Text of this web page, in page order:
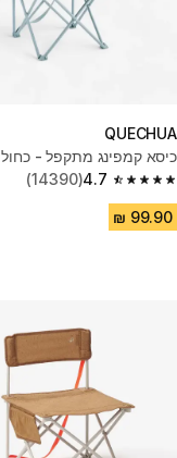
QUECHUA
כיסא קמפינג מתקפל - כחול
4.7
4.7 out of 5 stars from 14390 reviews
(14390)